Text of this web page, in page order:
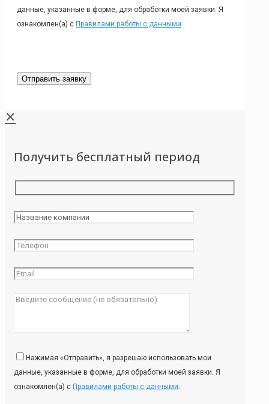
данные, указанные в форме, для обработки моей заявки. Я
ознакомлен(а) с Правилами работы с данными
✕
Получить бесплатный период
Нажимая «Отправить», я разрешаю использовать мои
данные, указанные в форме, для обработки моей заявки. Я
ознакомлен(а) с Правилами работы с данными.